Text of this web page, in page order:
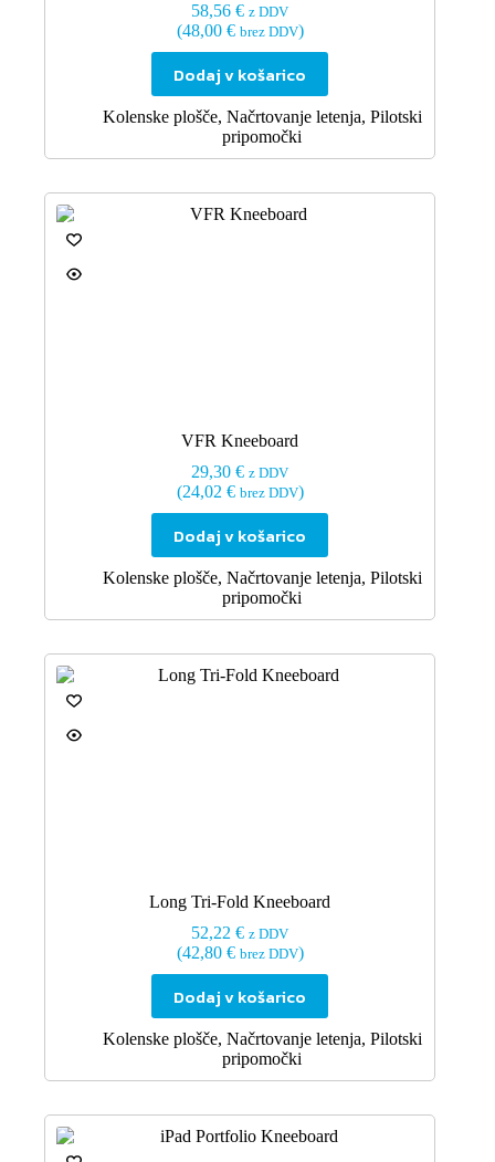
58,56€ z DDV
(48,00 € brez DDV)
Dodaj v košarico
Kolenske plošče, Načrtovanje letenja, Pilotski
pripomočki
VFR Kneeboard
29,30€ z DDV
(24,02 € brez DDV)
Dodaj v košarico
Kolenske plošče, Načrtovanje letenja, Pilotski
pripomočki
Long Tri-Fold Kneeboard
52,22€ z DDV
(42,80 € brez DDV)
Dodaj v košarico
Kolenske plošče, Načrtovanje letenja, Pilotski
pripomočki